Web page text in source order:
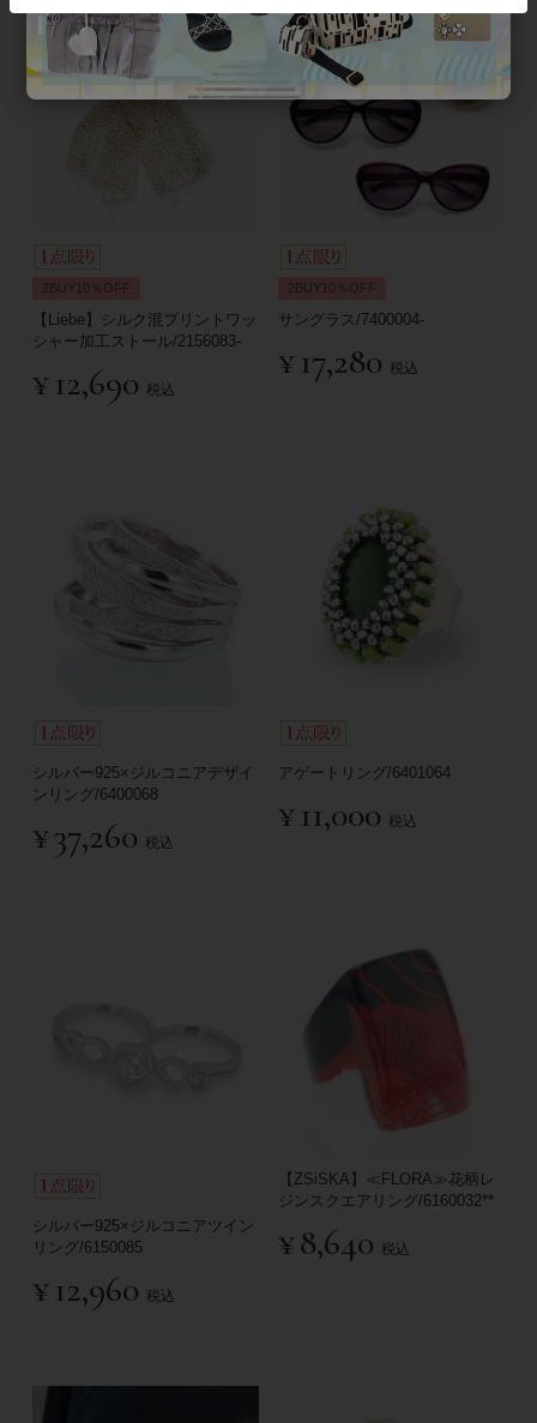
2BUY10％OFF
【Liebe】シルク混プリントワッ
シャー加工ストール/2156083-
¥ 12,690 税込
2BUY10％OFF
サングラス/7400004-
¥ 17,280 税込
シルバー925×ジルコニアデザイ
ンリング/6400068
¥37,260 税込
アゲートリング/6401064
¥ 11,000 税込
シルバー925×ジルコニアツイン
リング/6150085
¥ 12,960 税込
【ZSiSKA】≪FLORA≫花柄レ
ジンスクエアリング/6160032**
¥8,640 税込